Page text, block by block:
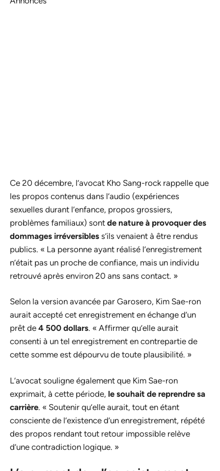
Ce 20 décembre, l’avocat Kho Sang-rock rappelle que
les propos contenus dans l’audio (expériences
sexuelles durant l’enfance, propos grossiers,
problèmes familiaux) sont de nature à provoquer des
dommages irréversibles s’ils venaient à être rendus
publics. « La personne ayant réalisé l’enregistrement
n’était pas un proche de confiance, mais un individu
retrouvé après environ 20 ans sans contact. »
Selon la version avancée par Garosero, Kim Sae-ron
aurait accepté cet enregistrement en échange d’un
prêt de 4 500 dollars. « Affirmer qu’elle aurait
consenti à un tel enregistrement en contrepartie de
cette somme est dépourvu de toute plausibilité. »
L’avocat souligne également que Kim Sae-ron
exprimait, à cette période, le souhait de reprendre sa
carrière. « Soutenir qu’elle aurait, tout en étant
consciente de l’existence d’un enregistrement, répété
des propos rendant tout retour impossible relève
d’une contradiction logique. »